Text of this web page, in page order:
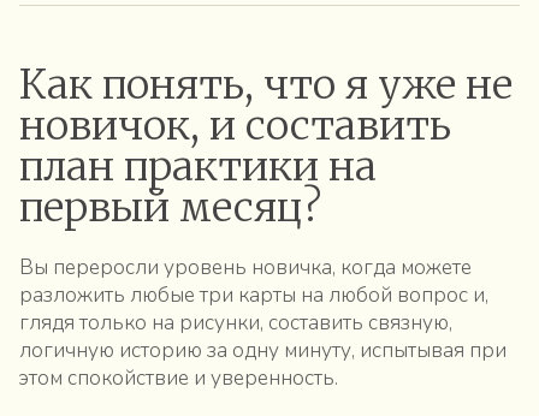
Как понять, что я уже не
новичок, и составить
план практики на
первый месяц?
Вы переросли уровень новичка, когда можете
разложить любые три карты на любой вопрос и,
глядя только на рисунки, составить связную,
логичную историю за одну минуту, испытывая при
этом спокойствие и уверенность.